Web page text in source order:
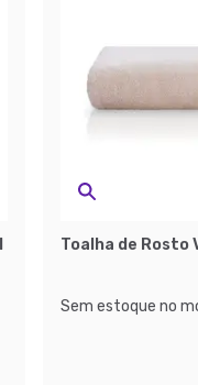
Toalha de Rosto
Sem estoque no